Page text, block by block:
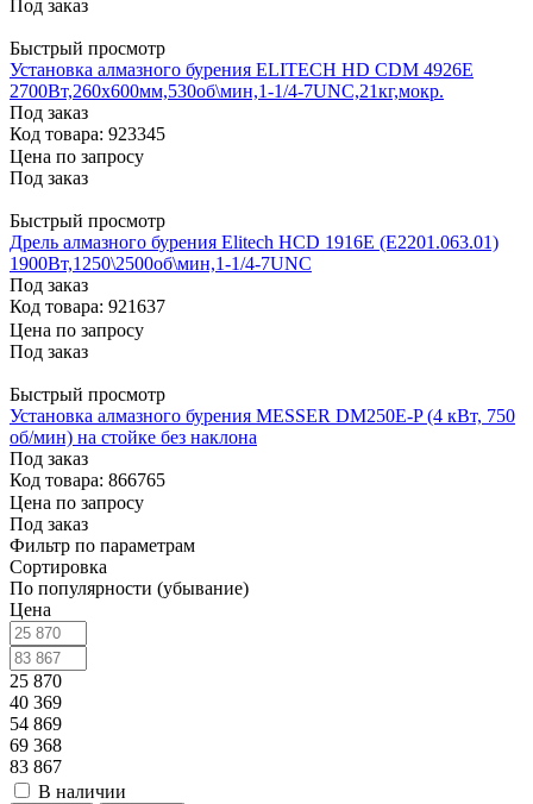
Под заказ
Быстрый просмотр
Установка алмазного бурения ELITECH HD CDM 4926E
2700Вт,260х600мм,530об\мин,1-1/4-7UNC,21кг,мокр.
Под заказ
Код товара: 923345
Цена по запросу
Под заказ
Быстрый просмотр
Дрель алмазного бурения Elitech HCD 1916E (E2201.063.01)
1900Вт,1250\2500об\мин,1-1/4-7UNC
Под заказ
Код товара: 921637
Цена по запросу
Под заказ
Быстрый просмотр
Установка алмазного бурения MESSER DM250E-P (4 кВт, 750
об/мин) на стойке без наклона
Под заказ
Код товара: 866765
Цена по запросу
Под заказ
Фильтр по параметрам
Сортировка
По популярности (убывание)
Цена
25 870
40 369
54 869
69 368
83 867
В наличии